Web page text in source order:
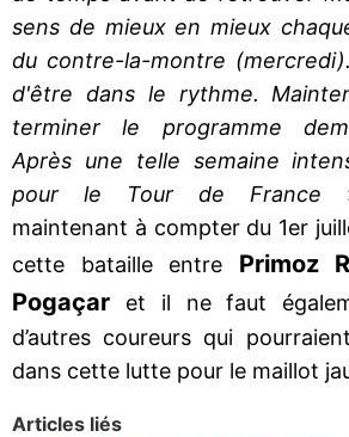
sens de mieux en mieux
du contre-la-montre
d'être dans le rythme.
terminer le programme
Après une telle semaine
pour le Tour de France
maintenant à compter du 1er
cette bataille entre Primoz
Pogaçar et il ne faut
d’autres coureurs qui
dans cette lutte pour le maillot
Articles liés